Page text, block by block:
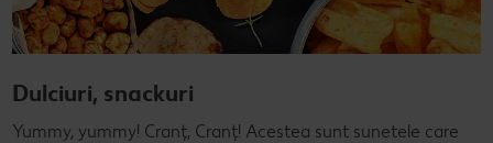
Dulciuri, snackuri
Yummy, yummy! Cranț, Cranț! Acestea sunt sunetele care